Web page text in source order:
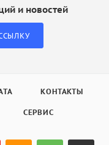
и новостей
КОНТАКТЫ
СЕРВИС